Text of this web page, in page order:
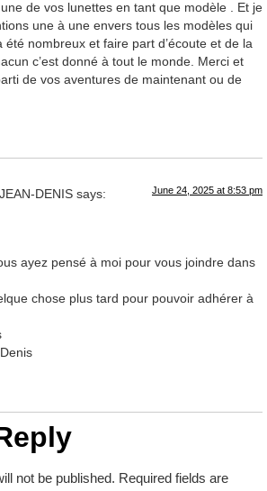
de vos lunettes en tant que modèle . Et je
une à une envers tous les modèles qui
nombreux et faire part d’écoute et de la
c’est donné à tout le monde. Merci et
de vos aventures de maintenant ou de
DENIS says: June 24, 2025 at 8:53 pm
ayez pensé à moi pour vous joindre dans
chose plus tard pour pouvoir adhérer à
not be published. Required fields are